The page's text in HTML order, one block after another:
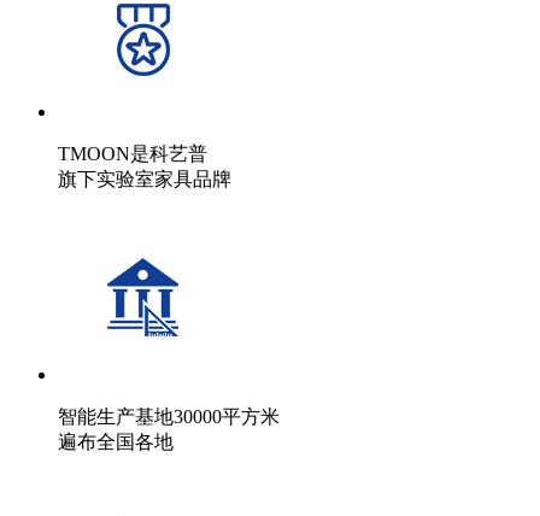
TMOON是科艺普
旗下实验室家具品牌
智能生产基地30000平方米
遍布全国各地